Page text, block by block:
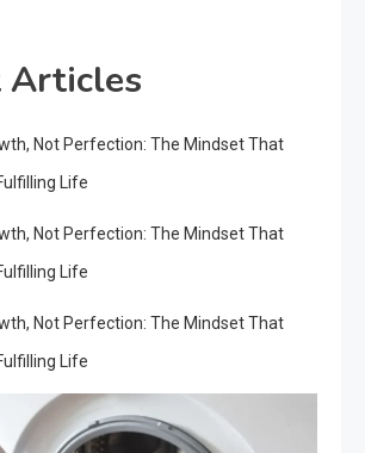
Articles
Not Perfection: The Mindset That
Life
Not Perfection: The Mindset That
Life
Not Perfection: The Mindset That
Life